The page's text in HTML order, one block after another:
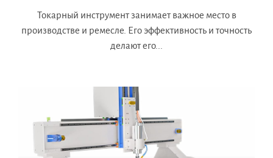
Токарный инструмент занимает важное место в
производстве и ремесле. Его эффективность и точность
делают его...